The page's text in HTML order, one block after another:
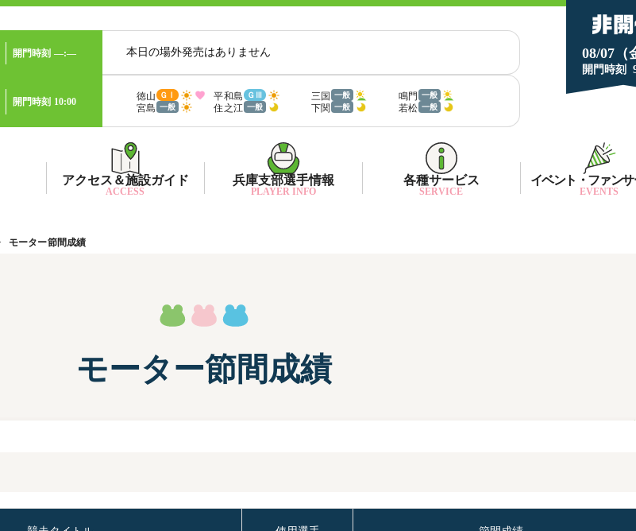
08/07（
開門時刻
開門時刻 —:— 本日の場外発売はありません
開門時刻 10:00 徳山 ＧⅠ 平和島 ＧⅢ 三国 一般 鳴門 一般
宮島 一般 住之江 一般 下関 一般 若松 一般
前検タイムランキング
選手検索
アクセス＆施設ガイド
ACCESS
ファン送迎バス時刻表
施設案内
兵庫支部選手情報
PLAYER INFO
兵庫支部選手優勝実績
兵庫支部選手プロフィール一覧
各種サービス
SERVICE
マスコットキャラクター
イベント・ファン
EVENTS
モーター節間成績
モーター節間成績